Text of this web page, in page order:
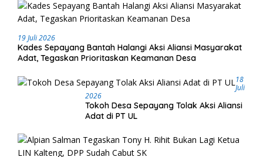
19 Juli 2026
Kades Sepayang Bantah Halangi Aksi Aliansi Masyarakat
Adat, Tegaskan Prioritaskan Keamanan Desa
18
Juli
2026
Tokoh Desa Sepayang Tolak Aksi Aliansi
Adat di PT UL